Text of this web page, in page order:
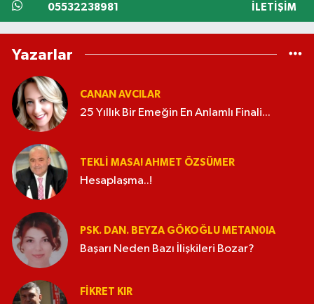
05532238981 İLETIŞIM
Yazarlar
CANAN AVCILAR
25 Yıllık Bir Emeğin En Anlamlı Finali...
TEKLI MASA! AHMET ÖZSÜMER
Hesaplaşma..!
PSK. DAN. BEYZA GÖKOĞLU METAN0IA
Başarı Neden Bazı İlişkileri Bozar?
FIKRET KIR